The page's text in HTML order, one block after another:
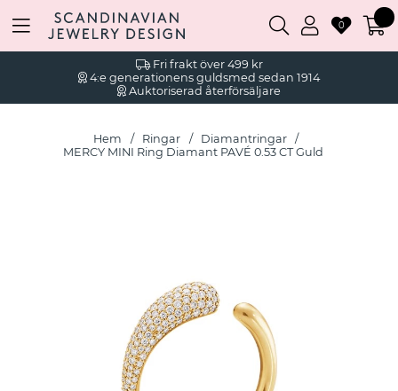
Fri frakt över 499 kr
4:e generationens guldsmed sedan 1914
Auktoriserad återförsäljare
0
Hem Ringar
Diamantringar
MERCY MINI Ring Diamant PAVÉ 0.53 CT Guld